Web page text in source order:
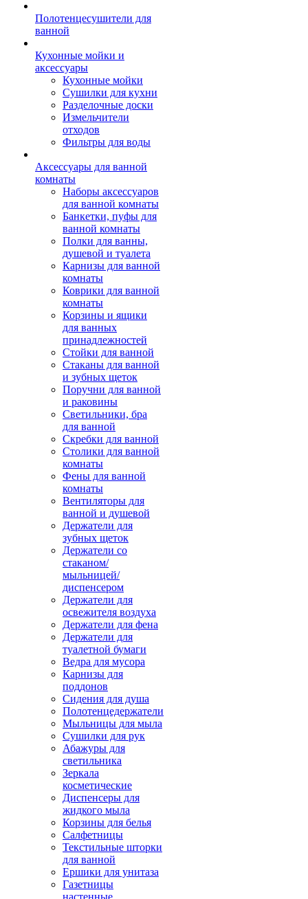
Полотенцесушители для
ванной
Кухонные мойки и
аксессуары
Кухонные мойки
Сушилки для кухни
Разделочные доски
Измельчители
отходов
Фильтры для воды
Аксессуары для ванной
комнаты
Наборы аксессуаров
для ванной комнаты
Банкетки, пуфы для
ванной комнаты
Полки для ванны,
душевой и туалета
Карнизы для ванной
комнаты
Коврики для ванной
комнаты
Корзины и ящики
для ванных
принадлежностей
Стойки для ванной
Стаканы для ванной
и зубных щеток
Поручни для ванной
и раковины
Светильники, бра
для ванной
Скребки для ванной
Столики для ванной
комнаты
Фены для ванной
комнаты
Вентиляторы для
ванной и душевой
Держатели для
зубных щеток
Держатели со
стаканом/
мыльницей/
диспенсером
Держатели для
освежителя воздуха
Держатели для фена
Держатели для
туалетной бумаги
Ведра для мусора
Карнизы для
поддонов
Сидения для душа
Полотенцедержатели
Мыльницы для мыла
Сушилки для рук
Абажуры для
светильника
Зеркала
косметические
Диспенсеры для
жидкого мыла
Корзины для белья
Салфетницы
Текстильные шторки
для ванной
Ершики для унитаза
Газетницы
настенные